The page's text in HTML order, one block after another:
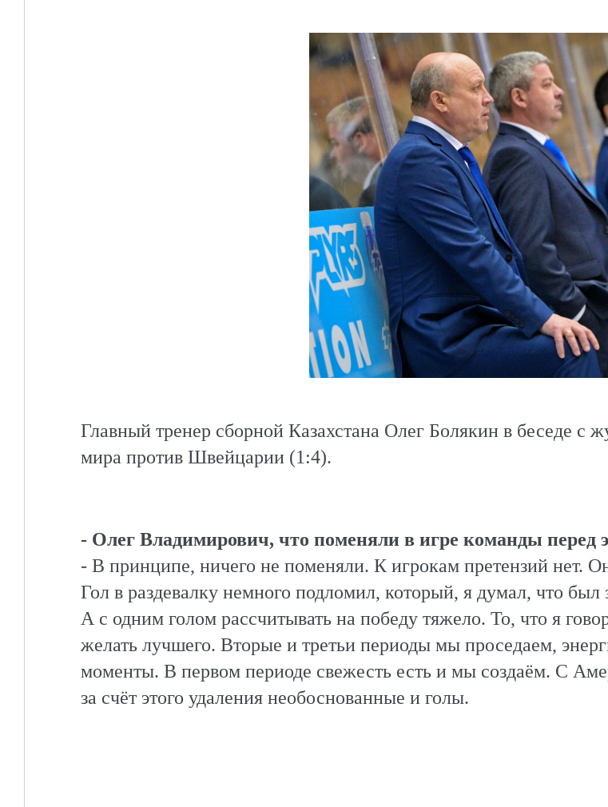
Главный тренер сборной Казахстана Олег Болякин в беседе с
мира против Швейцарии (1:4).
- Олег Владимирович, что поменяли в игре команды перед
- В принципе, ничего не поменяли. К игрокам претензий нет.
Гол в раздевалку немного подломил, который, я думал, что был
А с одним голом рассчитывать на победу тяжело. То, что я
желать лучшего. Вторые и третьи периоды мы проседаем,
моменты. В первом периоде свежесть есть и мы создаём. С
за счёт этого удаления необоснованные и голы.